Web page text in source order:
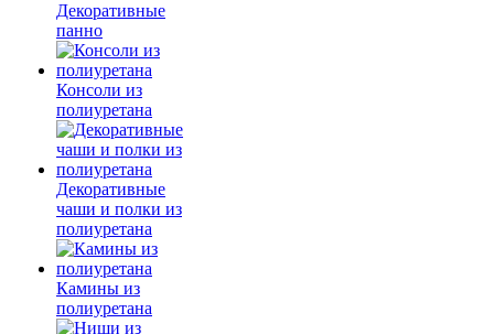
Декоративные
панно
Консоли из
полиуретана
Декоративные
чаши и полки из
полиуретана
Камины из
полиуретана